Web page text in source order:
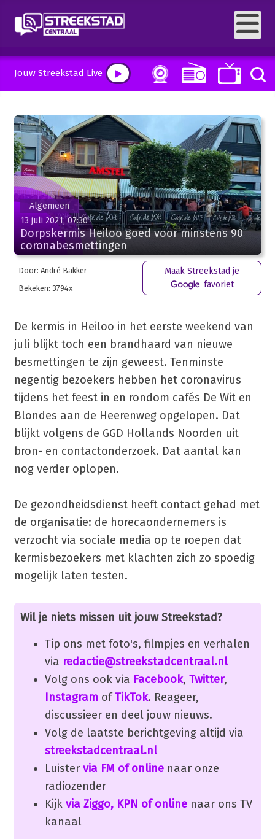
Jouw Streekstad Live
Algemeen
13 juli 2021, 07:30
Dorpskermis Heiloo goed voor minstens 90
coronabesmettingen
Door: André Bakker
Bekeken: 3794x
Maak Streekstad je
favoriet
De kermis in Heiloo in het eerste weekend van
juli blijkt toch een brandhaard van nieuwe
besmettingen te zijn geweest. Tenminste
negentig bezoekers hebben het coronavirus
tijdens het feest in en rondom cafés De Wit en
Blondes aan de Heerenweg opgelopen. Dat
blijkt volgens de GGD Hollands Noorden uit
bron- en contactonderzoek. Dat aantal kan
nog verder oplopen.
De gezondheidsdienst heeft contact gehad met
de organisatie: de horecaondernemers is
verzocht via sociale media op te roepen dat
kermisbezoekers met klachten zich zo spoedig
mogelijk laten testen.
Wil je niets missen uit jouw Streekstad?
Tip ons met foto's, filmpjes en verhalen
via redactie@streekstadcentraal.nl
Volg ons ook via Facebook, Twitter,
Instagram ofTikTok. Reageer,
discussieer en deel jouw nieuws.
Volg de laatste berichtgeving altijd via
streekstadcentraal.nl
Luister via FM of onlinenaar onze
radiozender
Kijk via Ziggo, KPN of onlinenaar ons TV
kanaal